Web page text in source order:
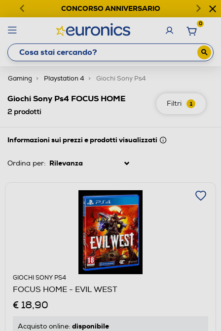
CONCORSO ANNIVERSARIO
0
Gaming Playstation 4 Giochi Sony Ps4
Filtri 1
Giochi Sony Ps4 FOCUS HOME
2prodotti
Informazioni sui prezzi e prodotti visualizzati
Ordina per:
GIOCHI SONY PS4
FOCUS HOME - EVIL WEST
€ 18,90
Acquisto online: disponibile